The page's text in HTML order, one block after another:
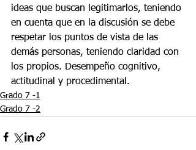
ideas que buscan legitimarlos, teniendo
en cuenta que en la discusión se debe
respetar los puntos de vista de las
demás personas, teniendo claridad con
los propios. Desempeño cognitivo,
actitudinal y procedimental.
Grado 7 -1
Grado 7 -2